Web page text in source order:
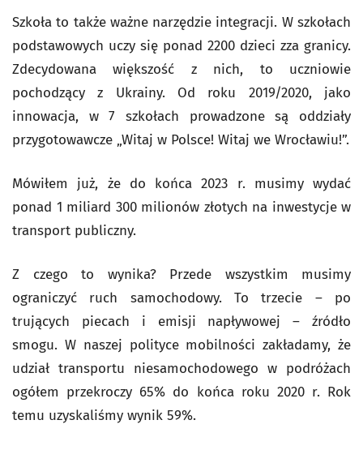
Szkoła to także ważne narzędzie integracji. W szkołach
podstawowych uczy się ponad 2200 dzieci zza granicy.
Zdecydowana większość z nich, to uczniowie
pochodzący z Ukrainy. Od roku 2019/2020, jako
innowacja, w 7 szkołach prowadzone są oddziały
przygotowawcze „Witaj w Polsce! Witaj we Wrocławiu!”.
Mówiłem już, że do końca 2023 r. musimy wydać
ponad 1 miliard 300 milionów złotych na inwestycje w
transport publiczny.
Z czego to wynika? Przede wszystkim musimy
ograniczyć ruch samochodowy. To trzecie – po
trujących piecach i emisji napływowej – źródło
smogu. W naszej polityce mobilności zakładamy, że
udział transportu niesamochodowego w podróżach
ogółem przekroczy 65% do końca roku 2020 r. Rok
temu uzyskaliśmy wynik 59%.